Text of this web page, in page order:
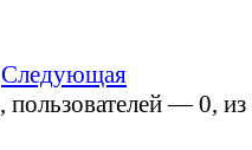
Следующая
, пользователей —0,